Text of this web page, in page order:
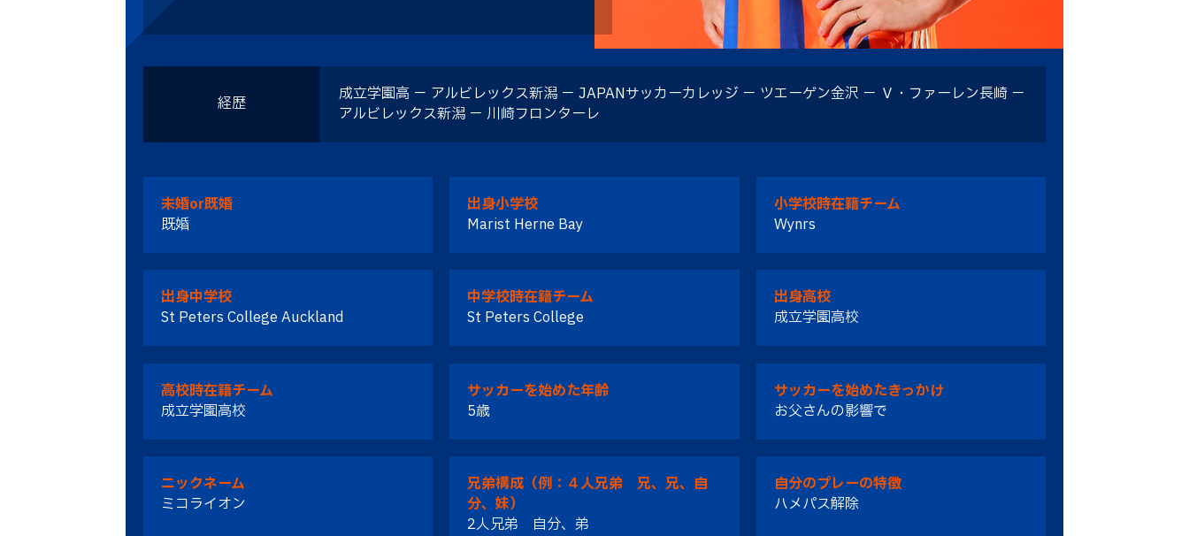
経歴
成立学園高 － アルビレックス新潟 － JAPANサッカーカレッジ － ツエーゲン金沢 － Ｖ・ファーレン長崎 －
アルビレックス新潟 － 川崎フロンターレ
未婚or既婚
既婚
出身小学校
Marist Herne Bay
小学校時在籍チーム
Wynrs
出身中学校
St Peters College Auckland
中学校時在籍チーム
St Peters College
出身高校
成立学園高校
高校時在籍チーム
成立学園高校
サッカーを始めた年齢
5歳
サッカーを始めたきっかけ
お父さんの影響で
ニックネーム
ミコライオン
兄弟構成（例：４人兄弟 兄、兄、自
分、妹）
2人兄弟 自分、弟
自分のプレーの特徴
ハメパス解除